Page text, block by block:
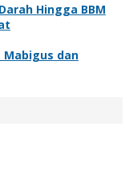
Hingga BBM
Mabigus dan